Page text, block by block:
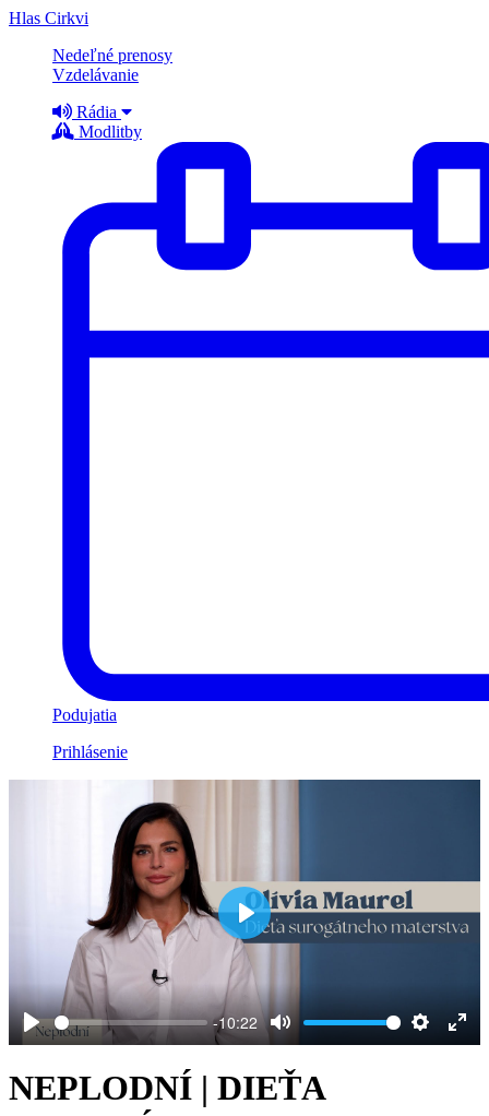
Hlas Cirkvi
Nedeľné prenosy
Vzdelávanie
Rádia
Modlitby
Podujatia
Prihlásenie
Play
-10:22
Mute Settings
Play
NEPLODNÍ | DIEŤA